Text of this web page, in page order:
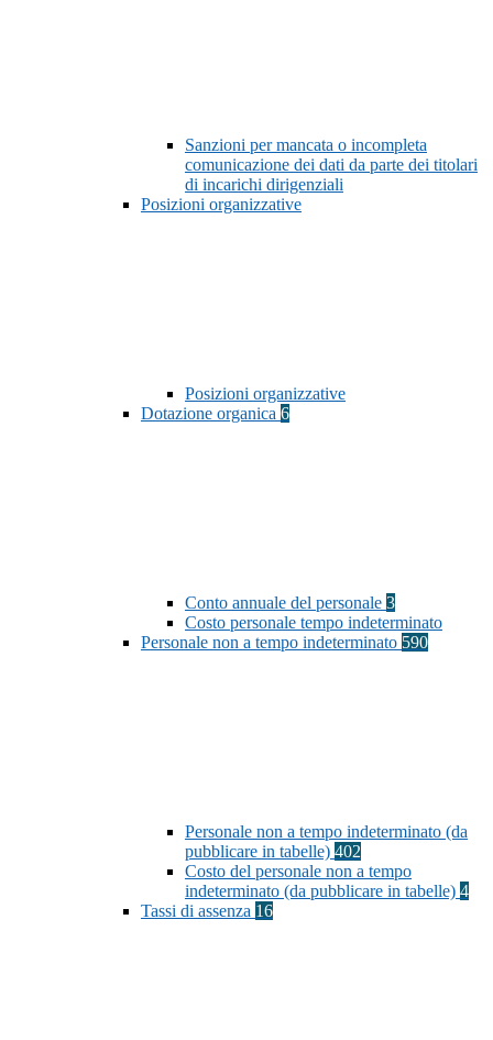
Sanzioni per mancata o incompleta
comunicazione dei dati da parte dei titolari
di incarichi dirigenziali
Posizioni organizzative
Posizioni organizzative
Dotazione organica 6
Conto annuale del personale 3
Costo personale tempo indeterminato
Personale non a tempo indeterminato 590
Personale non a tempo indeterminato (da
pubblicare in tabelle) 402
Costo del personale non a tempo
indeterminato (da pubblicare in tabelle) 4
Tassi di assenza 16